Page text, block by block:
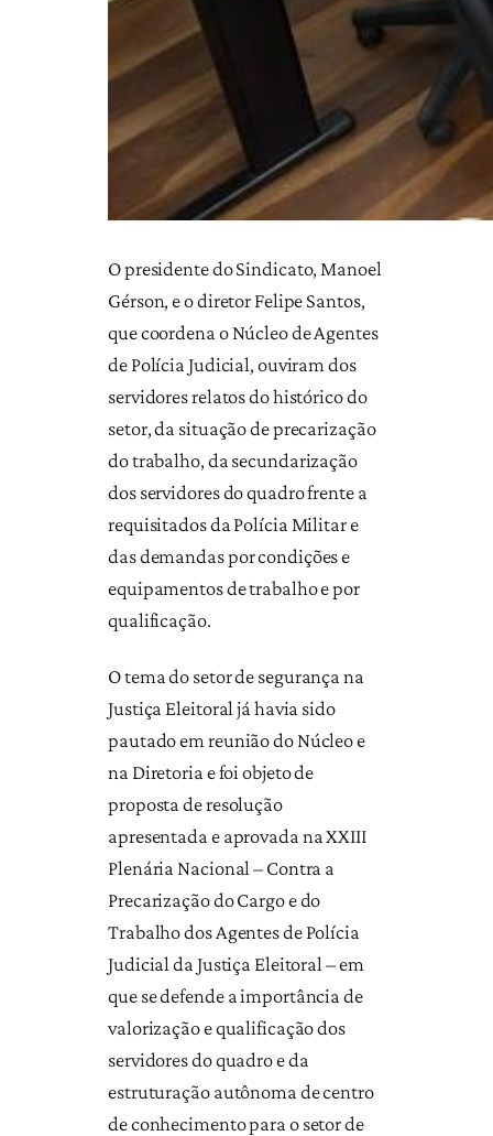
O presidente do Sindicato, Manoel
Gérson, e o diretor Felipe Santos,
que coordena o Núcleo de Agentes
de Polícia Judicial, ouviram dos
servidores relatos do histórico do
setor, da situação de precarização
do trabalho, da secundarização
dos servidores do quadro frente a
requisitados da Polícia Militar e
das demandas por condições e
equipamentos de trabalho e por
qualificação.
O tema do setor de segurança na
Justiça Eleitoral já havia sido
pautado em reunião do Núcleo e
na Diretoria e foi objeto de
proposta de resolução
apresentada e aprovada na XXIII
Plenária Nacional – Contra a
Precarização do Cargo e do
Trabalho dos Agentes de Polícia
Judicial da Justiça Eleitoral – em
que se defende a importância de
valorização e qualificação dos
servidores do quadro e da
estruturação autônoma de centro
de conhecimento para o setor de